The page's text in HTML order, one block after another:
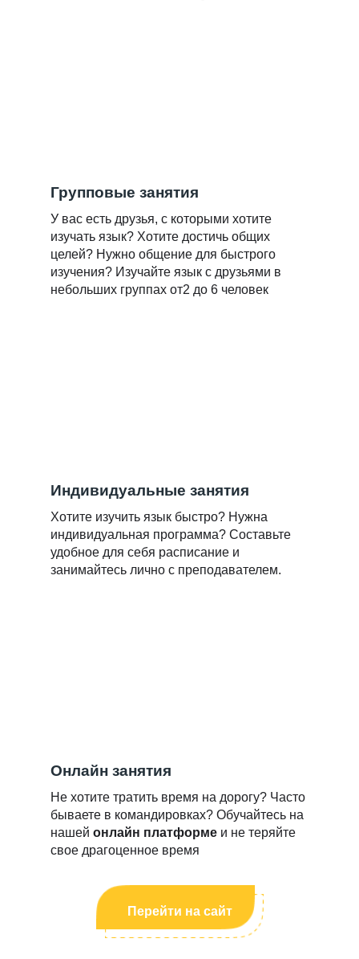
Групповые занятия
У вас есть друзья, с которыми хотите
изучать язык? Хотите достичь общих
целей? Нужно общение для быстрого
изучения? Изучайте язык с друзьями в
небольших группах от2 до 6 человек
Индивидуальные занятия
Хотите изучить язык быстро? Нужна
индивидуальная программа? Составьте
удобное для себя расписание и
занимайтесь лично с преподавателем.
Онлайн занятия
Не хотите тратить время на дорогу? Часто
бываете в командировках? Обучайтесь на
нашей онлайн платформе и не теряйте
свое драгоценное время
Перейти на сайт